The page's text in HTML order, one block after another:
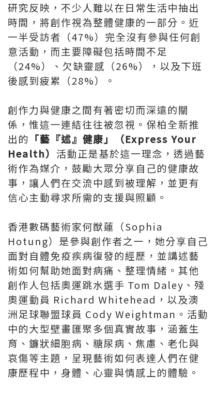
研究反映，不少人難以在日常生活中抽出
時間，將創作視為整體健康的一部分。近
一半受訪者（47%）完全沒有參與任何創
意活動，而主要障礙包括時間不足
（24%）、欠缺靈感（26%），以及下班
後感到疲累（28%）。
創作力與健康之間有著密切而深遠的關
係，惟這一連結往往被忽視。保柏全新推
出的 「藝『述』健康」（Express Your
Health） 活動正是基於這一理念，透過藝
術作為媒介，鼓勵大眾分享自己的健康故
事，讓人們在交流中感到被理解，並更有
信心主動尋求所需的支援與照顧。
香港數碼藝術家何猷蓮（Sophia
Hotung）是參與創作者之一，她分享自己
面對自體免疫疾病復發的經歷，並講述藝
術如何幫助她面對病痛、整理情緒。其他
創作人包括奧運跳水選手 Tom Daley、殘
奧運動員 Richard Whitehead，以及澳
洲足球聯盟球員 Cody Weightman。活動
中的大型壁畫匯聚多個真實故事，涵蓋生
育、鐮狀細胞病、糖尿病、焦慮、老化與
哀傷等主題，呈現藝術如何表達人們在健
康歷程中，身體、心靈與情感上的體驗。